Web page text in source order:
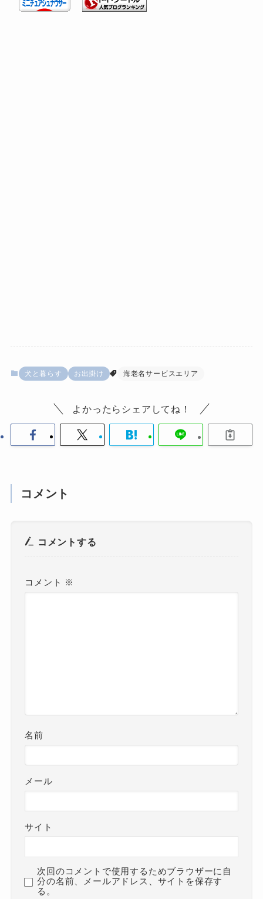
犬と暮らす お出掛け 海老名サービスエリア
よかったらシェアしてね！
コメント
コメントする
コメント ※
名前
メール
サイト
次回のコメントで使用するためブラウザーに自
分の名前、メールアドレス、サイトを保存す
る。